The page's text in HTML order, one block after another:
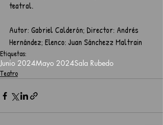
Autor: Gabriel Calderón; Director: Andrés
Hernández; Elenco: Juan Sánchezz Maltrain
Etiquetas:
Junio 2024Mayo 2024Sala Rubedo
Teatro